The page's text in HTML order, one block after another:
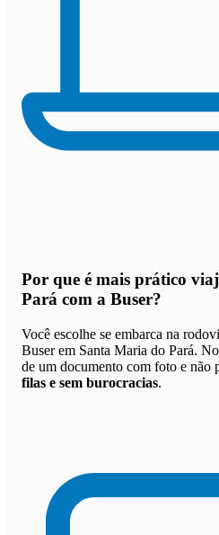
Por que é mais prático
Pará com a Buser?
Você escolhe se embarca na
Buser em Santa Maria do Pará.
de um documento com foto e não
filas e sem burocracias.